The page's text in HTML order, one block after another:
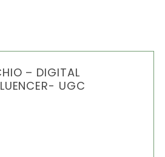
– DIGITAL
UGC